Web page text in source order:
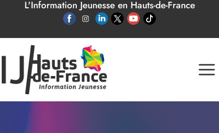
Panneau de gestion des cookies
L'Information Jeunesse en Hauts-de-France